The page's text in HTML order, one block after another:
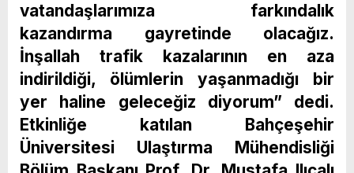
vatandaşlarımıza farkındalık
kazandırma gayretinde olacağız.
İnşallah trafik kazalarının en aza
indirildiği, ölümlerin yaşanmadığı bir
yer haline geleceğiz diyorum” dedi.
Etkinliğe katılan Bahçeşehir
Üniversitesi Ulaştırma Mühendisliği